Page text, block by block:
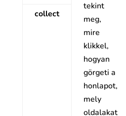
tekint
meg,
mire
klikkel,
hogyan
görgeti a
honlapot,
mely
oldalakat
collect